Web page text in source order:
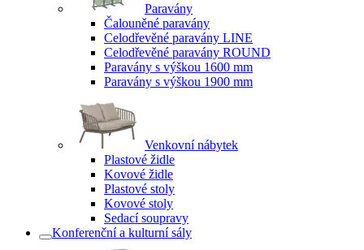
Paravány
Čalouněné paravány
Celodřevěné paravány LINE
Celodřevěné paravány ROUND
Paravány s výškou 1600 mm
Paravány s výškou 1900 mm
Venkovní nábytek
Plastové židle
Kovové židle
Plastové stoly
Kovové stoly
Sedací soupravy
Konferenční a kulturní sály